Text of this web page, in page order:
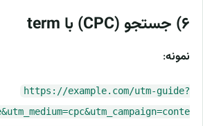
۶) جستجو (CPC) با term
نمونه:
https://example.com/utm-guide?